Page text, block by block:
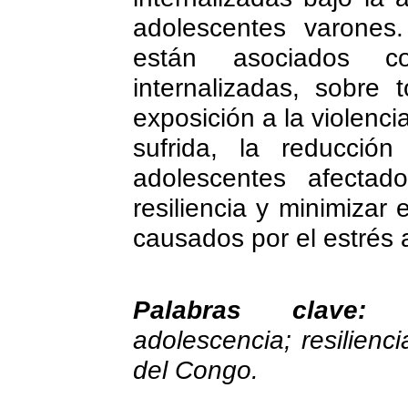
adolescentes
están asociados
internalizadas, sobre
exposición a la
sufrida, la
adolescentes
resiliencia y minimizar
causados por el estrés
Palabras
adolescencia;
del Congo.